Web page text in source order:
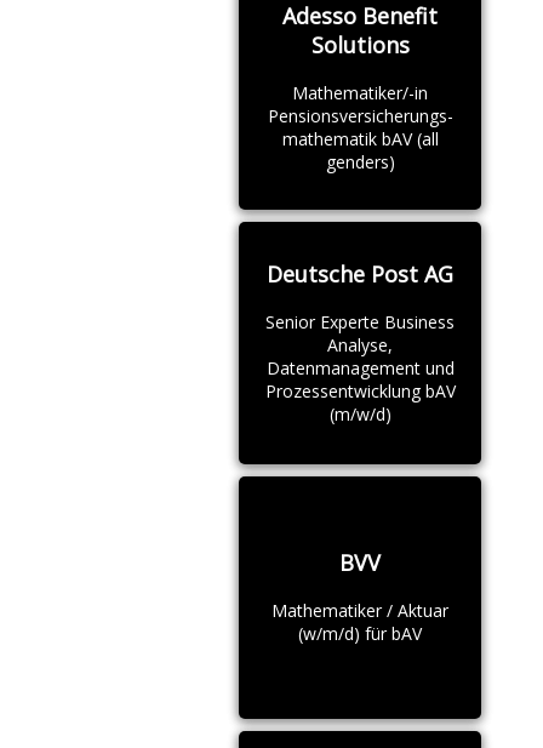
Adesso Benefit
Solutions
Mathematiker/-in
Pensionsversicherungs-
mathematik bAV (all
genders)
Deutsche Post AG
Senior Experte Business
Analyse,
Datenmanagement und
Prozessentwicklung bAV
(m/w/d)
BVV
Mathematiker / Aktuar
(w/m/d) für bAV